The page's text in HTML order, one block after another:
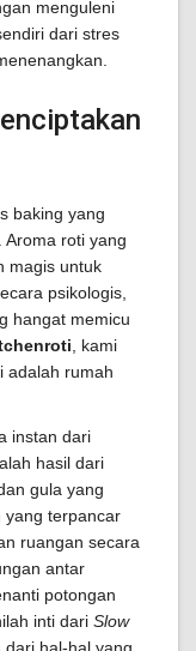
menguleni
dari stres
baking yang
Aroma roti yang
magis untuk
psikologis,
hangat memicu
, kami
adalah rumah
instan dari
hasil dari
gula yang
yang terpancar
ruangan secara
antar
potongan
inti dari Slow